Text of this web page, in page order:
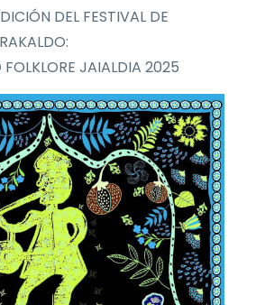
DEL FESTIVAL DE
FOLKLORE JAIALDIA 2025